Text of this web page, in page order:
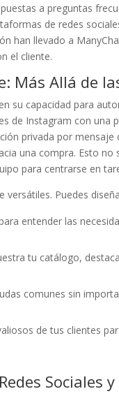
a preguntas
de redes
han llevado a
el cliente.
Más Allá de
su capacidad para
de Instagram con una
privada por
una compra. Esto
para centrarse en
Puedes
entender las
tu catálogo,
comunes sin
de tus clientes
Sociales y